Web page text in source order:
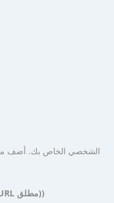
Domain list (if images are loaded via absolute URL) (قائمة المجال (إذا تم تحميل الصور عبر عنوان URL مطلق))